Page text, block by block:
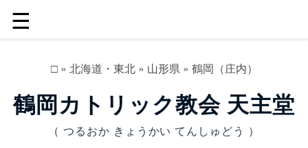
☰
□» 北海道・東北» 山形県» 鶴岡（庄内）
鶴岡カトリック教会 天主堂
（ つるおか きょうかい てんしゅどう ）